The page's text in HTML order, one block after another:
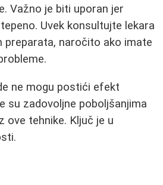
Važno je biti uporan jer
Uvek konsultujte lekara
preparata, naročito ako imate
ne mogu postići efekt
su zadovoljne poboljšanjima
ove tehnike. Ključ je u